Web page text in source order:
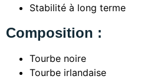
Stabilité à long terme
Composition :
Tourbe noire
Tourbe irlandaise